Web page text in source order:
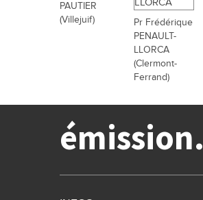
PAUTIER
(Villejuif)
Pr Frédérique
PENAULT-
LLORCA
(Clermont-
Ferrand)
émission.